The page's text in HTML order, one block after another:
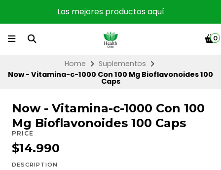
Las mejores productos aquí
0
Home
Suplementos
Now - Vitamina-c-1000 Con 100 Mg Bioflavonoides 100
Caps
Now - Vitamina-c-1000 Con 100
Mg Bioflavonoides 100 Caps
PRICE
$14.990
DESCRIPTION